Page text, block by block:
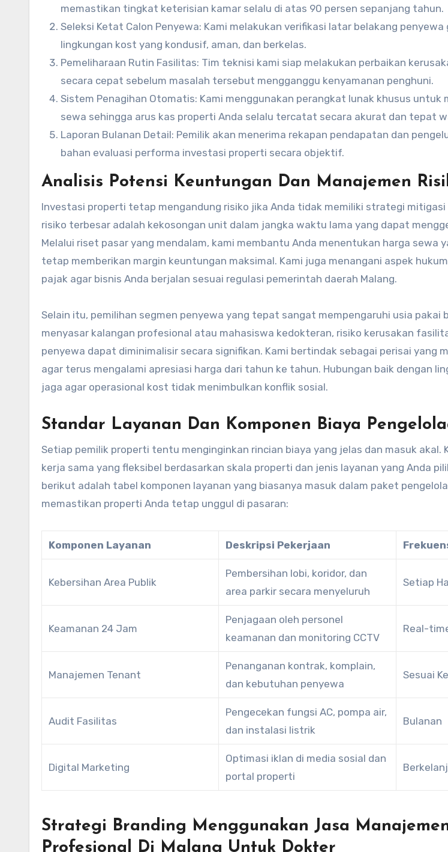
memastikan tingkat keterisian kamar selalu di atas 90 persen sepanjang tahun.
Seleksi Ketat Calon Penyewa: Kami melakukan verifikasi latar belakang
lingkungan kost yang kondusif, aman, dan berkelas.
Pemeliharaan Rutin Fasilitas: Tim teknisi kami siap melakukan perbaikan
secara cepat sebelum masalah tersebut mengganggu kenyamanan penghuni.
Sistem Penagihan Otomatis: Kami menggunakan perangkat lunak khusus untuk
sewa sehingga arus kas properti Anda selalu tercatat secara akurat dan tepat
Laporan Bulanan Detail: Pemilik akan menerima rekapan pendapatan dan
bahan evaluasi performa investasi properti secara objektif.
Analisis Potensi Keuntungan Dan Manajemen
Investasi properti tetap mengandung risiko jika Anda tidak memiliki strategi mitigasi
risiko terbesar adalah kekosongan unit dalam jangka waktu lama yang dapat
Melalui riset pasar yang mendalam, kami membantu Anda menentukan harga sewa
tetap memberikan margin keuntungan maksimal. Kami juga menangani aspek
pajak agar bisnis Anda berjalan sesuai regulasi pemerintah daerah Malang.
Selain itu, pemilihan segmen penyewa yang tepat sangat mempengaruhi usia pakai
menyasar kalangan profesional atau mahasiswa kedokteran, risiko kerusakan
penyewa dapat diminimalisir secara signifikan. Kami bertindak sebagai perisai yang
agar terus mengalami apresiasi harga dari tahun ke tahun. Hubungan baik dengan
jaga agar operasional kost tidak menimbulkan konflik sosial.
Standar Layanan Dan Komponen Biaya
Setiap pemilik properti tentu menginginkan rincian biaya yang jelas dan masuk akal.
kerja sama yang fleksibel berdasarkan skala properti dan jenis layanan yang Anda
berikut adalah tabel komponen layanan yang biasanya masuk dalam paket
memastikan properti Anda tetap unggul di pasaran:
Komponen Layanan Deskripsi Pekerjaan
Kebersihan Area Publik
Pembersihan lobi, koridor, dan
area parkir secara menyeluruh
Setiap
Keamanan 24 Jam
Penjagaan oleh personel
keamanan dan monitoring CCTV
Real-
Manajemen Tenant
Penanganan kontrak, komplain,
dan kebutuhan penyewa
Sesuai
Audit Fasilitas
Pengecekan fungsi AC, pompa air,
dan instalasi listrik
Bulanan
Digital Marketing
Optimasi iklan di media sosial dan
portal properti
Strategi Branding Menggunakan Jasa
Profesional Di Malang Untuk Dokter